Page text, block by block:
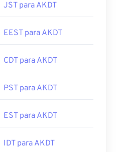
JST para AKDT
EEST para AKDT
CDT para AKDT
PST para AKDT
EST para AKDT
IDT para AKDT